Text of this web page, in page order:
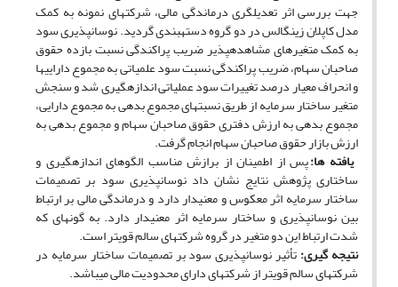
جهت بررسی اثر تعدیل‏گری درماندگی مالی، شرکت‏های نمونه به کمک
مدل کاپلان زینگالس در دو گروه دسته‏بندی گردید. نوسان‏پذیری سود
به کمک متغیرهای مشاهده‏پذیر ضریب پراکندگی نسبت بازده حقوق
صاحبان سهام، ضریب پراکندگی نسبت سود علمیاتی به مجموع دارایی‏ها
و انحراف معیار درصد تغییرات سود عملیاتی اندازه‏گیری شد و سنجش
متغیر ساختار سرمایه از طریق نسبت‏های مجموع بدهی به مجموع دارایی،
مجموع بدهی به ارزش دفتری حقوق صاحبان سهام و مجموع بدهی به
ارزش بازار حقوق صاحبان سهام انجام گرفت.
یافته ها:پس از اطمینان از برازش مناسب الگوهای اندازه‏گیری و
ساختاری پژوهش نتایج نشان داد نوسان‏پذیری سود بر تصمیمات
ساختار سرمایه اثر معکوس و معنی‏دار دارد و درماندگی مالی بر ارتباط
بین نوسان‏پذیری و ساختار سرمایه اثر معنی‏دار دارد. به گونه‏ای که
شدت ارتباط این دو متغیر در گروه شرکت­های سالم قوی‏تر است.
نتیجه گیری:تأثیر نوسان‏پذیری سود بر تصمیمات ساختار سرمایه در
شرکت‏های سالم قوی‏تر از شرکت‏های دارای محدودیت مالی می‏باشد.